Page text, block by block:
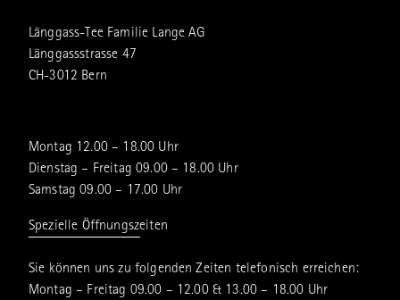
Länggass-Tee Familie Lange AG
Länggassstrasse 47
CH-3012 Bern
Montag 12.00 – 18.00 Uhr
Dienstag – Freitag 09.00 – 18.00 Uhr
Samstag 09.00 – 17.00 Uhr
Spezielle Öffnungszeiten
Sie können uns zu folgenden Zeiten telefonisch erreichen:
Montag – Freitag 09.00 – 12.00 & 13.00 – 18.00 Uhr